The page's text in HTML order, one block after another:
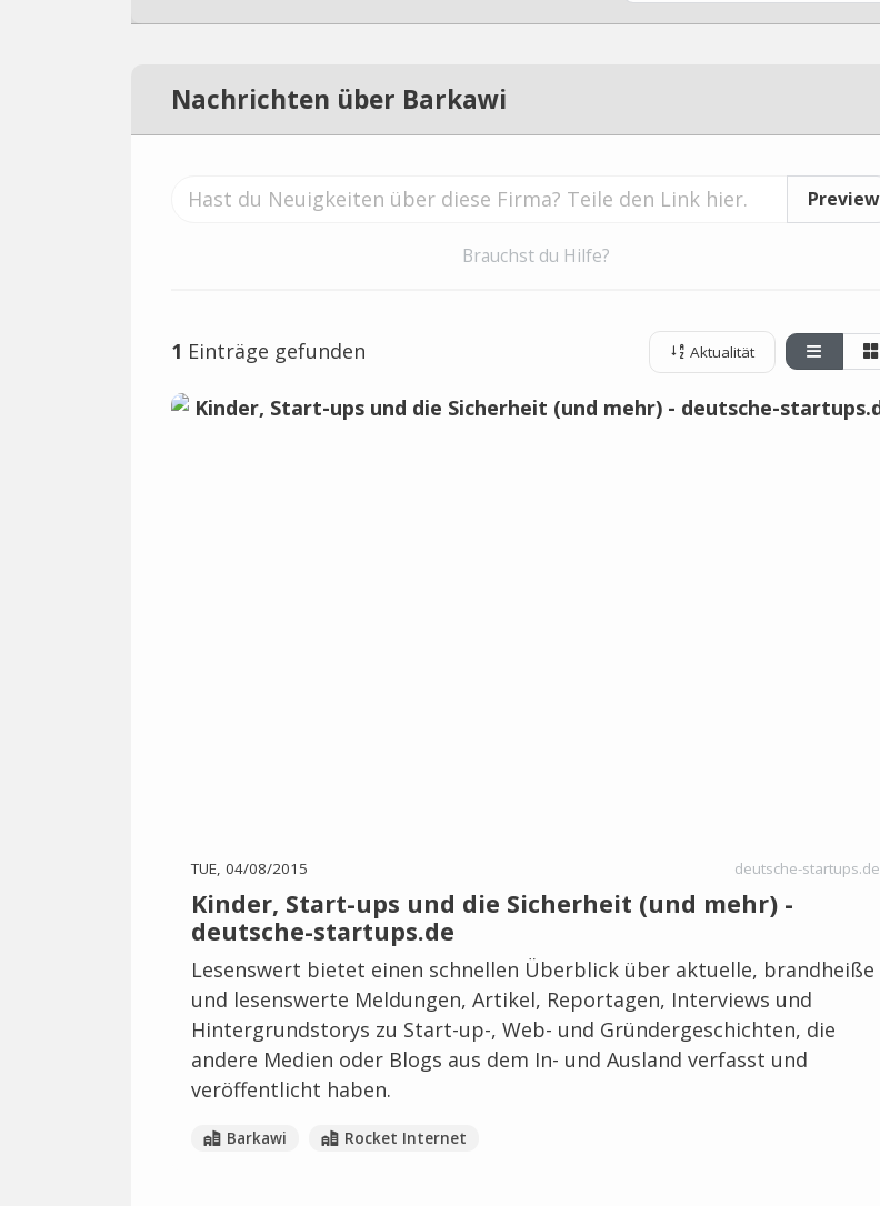
Nachrichten über Barkawi
Preview
Brauchst du Hilfe?
1 Einträge gefunden Aktualität
TUE, 04/08/2015 deutsche-startups.de
Kinder, Start-ups und die Sicherheit (und mehr) -
deutsche-startups.de
Lesenswert bietet einen schnellen Überblick über aktuelle, brandheiße
und lesenswerte Meldungen, Artikel, Reportagen, Interviews und
Hintergrundstorys zu Start-up-, Web- und Gründergeschichten, die
andere Medien oder Blogs aus dem In- und Ausland verfasst und
veröffentlicht haben.
Barkawi Rocket Internet